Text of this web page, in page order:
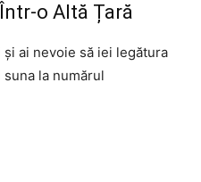
o Altă Țară
și ai nevoie să iei legătura
la numărul